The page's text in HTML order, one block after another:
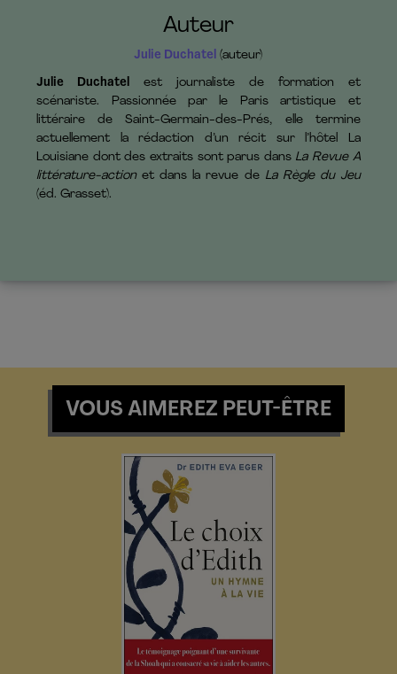
Auteur
Julie Duchatel (auteur)
Julie Duchatel est journaliste de formation et
scénariste. Passionnée par le Paris artistique et
littéraire de Saint-Germain-des-Prés, elle termine
actuellement la rédaction d’un récit sur l’hôtel La
Louisiane dont des extraits sont parus dansLa Revue A
littérature-actionet dans la revue deLa Règle du Jeu
(éd. Grasset).
VOUS AIMEREZ PEUT-ÊTRE